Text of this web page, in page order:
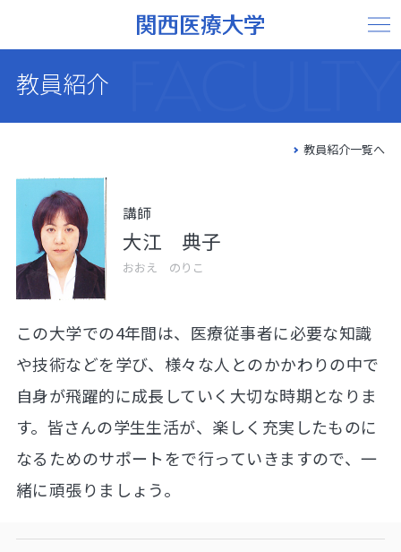
/GRADUATE
SCHOOL
教員紹介
教員紹介一覧へ
講師
大江 典子
おおえ のりこ
この大学での4年間は、医療従事者に必要な知識
や技術などを学び、様々な人とのかかわりの中で
自身が飛躍的に成長していく大切な時期となりま
す。皆さんの学生生活が、楽しく充実したものに
なるためのサポートをで行っていきますので、一
緒に頑張りましょう。